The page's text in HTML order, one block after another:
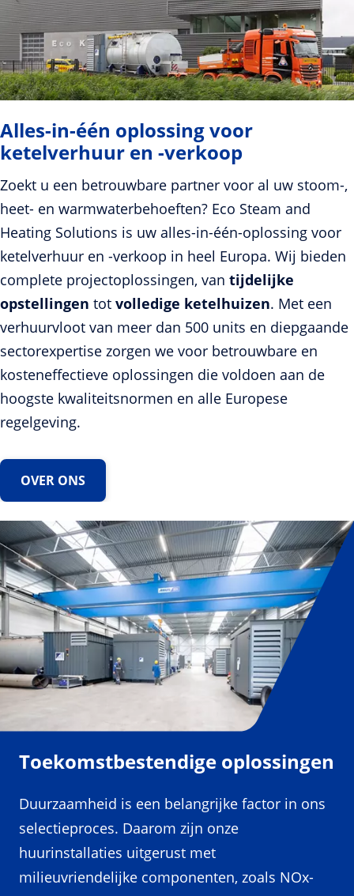
Alles-in-één oplossing voor
ketelverhuur en -verkoop
Zoekt u een betrouwbare partner voor al uw stoom-,
heet- en warmwaterbehoeften? Eco Steam and
Heating Solutions is uw alles-in-één-oplossing voor
ketelverhuur en -verkoop in heel Europa. Wij bieden
complete projectoplossingen, van tijdelijke
opstellingen tot volledige ketelhuizen. Met een
verhuurvloot van meer dan 500 units en diepgaande
sectorexpertise zorgen we voor betrouwbare en
kosteneffectieve oplossingen die voldoen aan de
hoogste kwaliteitsnormen en alle Europese
regelgeving.
OVER ONS
Toekomstbestendige oplossingen
Duurzaamheid is een belangrijke factor in ons
selectieproces. Daarom zijn onze
huurinstallaties uitgerust met
milieuvriendelijke componenten, zoals NOx-